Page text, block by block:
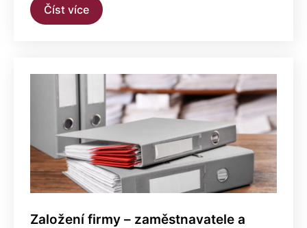
Číst více
Založení firmy – zaměstnavatele a